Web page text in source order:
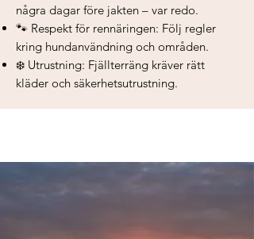
några dagar före jakten – var redo.
🐾 Respekt för rennäringen: Följ regler
kring hundanvändning och områden.
❄️ Utrustning: Fjällterräng kräver rätt
kläder och säkerhetsutrustning.